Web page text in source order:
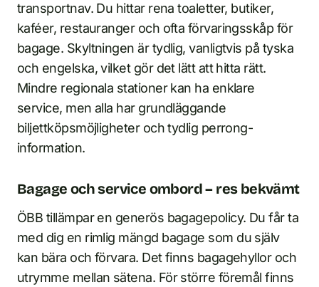
transportnav. Du hittar rena toaletter, butiker,
kaféer, restauranger och ofta förvaringsskåp för
bagage. Skyltningen är tydlig, vanligtvis på tyska
och engelska, vilket gör det lätt att hitta rätt.
Mindre regionala stationer kan ha enklare
service, men alla har grundläggande
biljettköpsmöjligheter och tydlig perrong­
information.
Bagage och service ombord – res bekvämt
ÖBB tillämpar en generös bagage­policy. Du får ta
med dig en rimlig mängd bagage som du själv
kan bära och förvara. Det finns bagagehyllor och
utrymme mellan sätena. För större föremål finns